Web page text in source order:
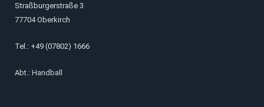
Straßburgerstraße 3
77704 Oberkirch
Tel.: +49 (07802) 1666
Abt.: Handball